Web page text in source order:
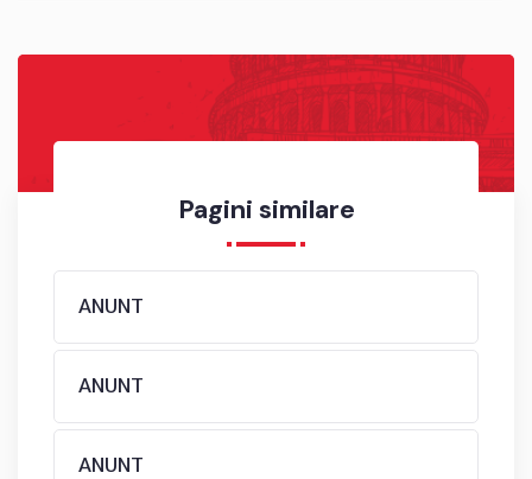
Pagini similare
ANUNT
ANUNT
ANUNT